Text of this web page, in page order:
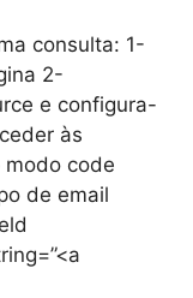
consulta: 1-
2-
e configura-
às
code
de email